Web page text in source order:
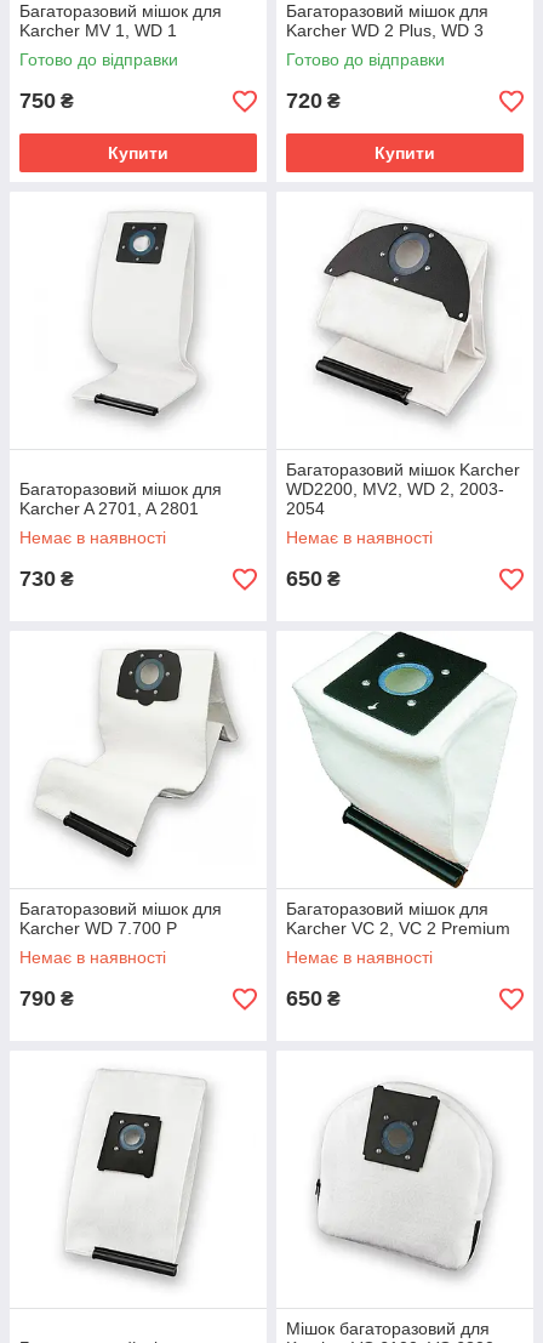
Багаторазовий мішок для
Karcher MV 1, WD 1
Готово до відправки
750 ₴
Купити
Багаторазовий мішок для
Karcher WD 2 Plus, WD 3
Готово до відправки
720 ₴
Купити
Багаторазовий мішок для
Karcher A 2701, A 2801
Немає в наявності
730 ₴
Багаторазовий мішок Karcher
WD2200, MV2, WD 2, 2003-
2054
Немає в наявності
650 ₴
Багаторазовий мішок для
Karcher WD 7.700 P
Немає в наявності
790 ₴
Багаторазовий мішок для
Karcher VC 2, VC 2 Premium
Немає в наявності
650 ₴
Мішок багаторазовий для